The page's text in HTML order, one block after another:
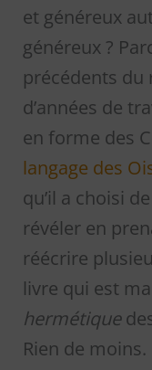
et généreux
généreux ?
précédents du
d’années de
en forme des
langage des
qu’il a choisi
révéler en
réécrire
livre qui est
hermétique
Rien de moins.